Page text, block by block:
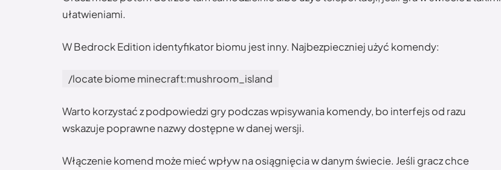
ułatwieniami.
W Bedrock Edition identyfikator biomu jest inny. Najbezpieczniej użyć komendy:
/locate biome minecraft:mushroom_island
Warto korzystać z podpowiedzi gry podczas wpisywania komendy, bo interfejs od razu
wskazuje poprawne nazwy dostępne w danej wersji.
Włączenie komend może mieć wpływ na osiągnięcia w danym świecie. Jeśli gracz chce